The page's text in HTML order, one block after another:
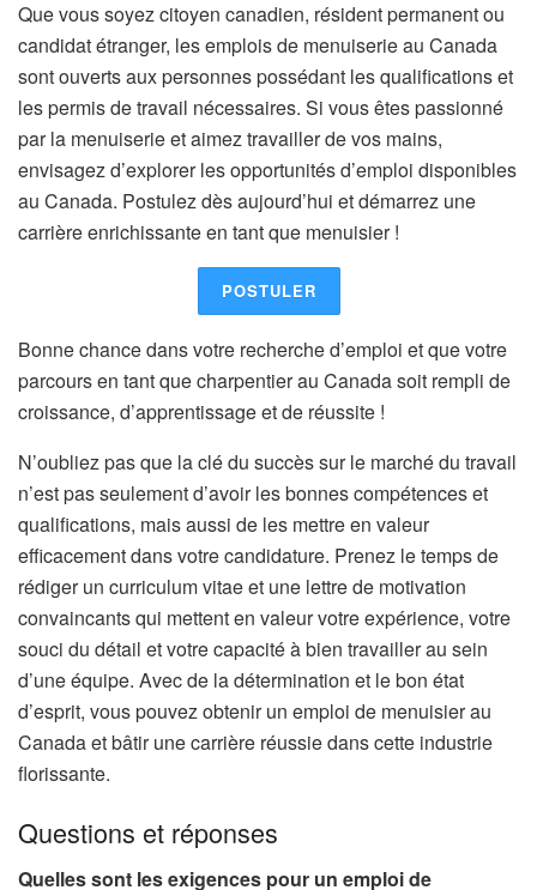
Que vous soyez citoyen canadien, résident permanent ou
candidat étranger, les emplois de menuiserie au Canada
sont ouverts aux personnes possédant les qualifications et
les permis de travail nécessaires. Si vous êtes passionné
par la menuiserie et aimez travailler de vos mains,
envisagez d’explorer les opportunités d’emploi disponibles
au Canada. Postulez dès aujourd’hui et démarrez une
carrière enrichissante en tant que menuisier !
POSTULER
Bonne chance dans votre recherche d’emploi et que votre
parcours en tant que charpentier au Canada soit rempli de
croissance, d’apprentissage et de réussite !
N’oubliez pas que la clé du succès sur le marché du travail
n’est pas seulement d’avoir les bonnes compétences et
qualifications, mais aussi de les mettre en valeur
efficacement dans votre candidature. Prenez le temps de
rédiger un curriculum vitae et une lettre de motivation
convaincants qui mettent en valeur votre expérience, votre
souci du détail et votre capacité à bien travailler au sein
d’une équipe. Avec de la détermination et le bon état
d’esprit, vous pouvez obtenir un emploi de menuisier au
Canada et bâtir une carrière réussie dans cette industrie
florissante.
Questions et réponses
Quelles sont les exigences pour un emploi de